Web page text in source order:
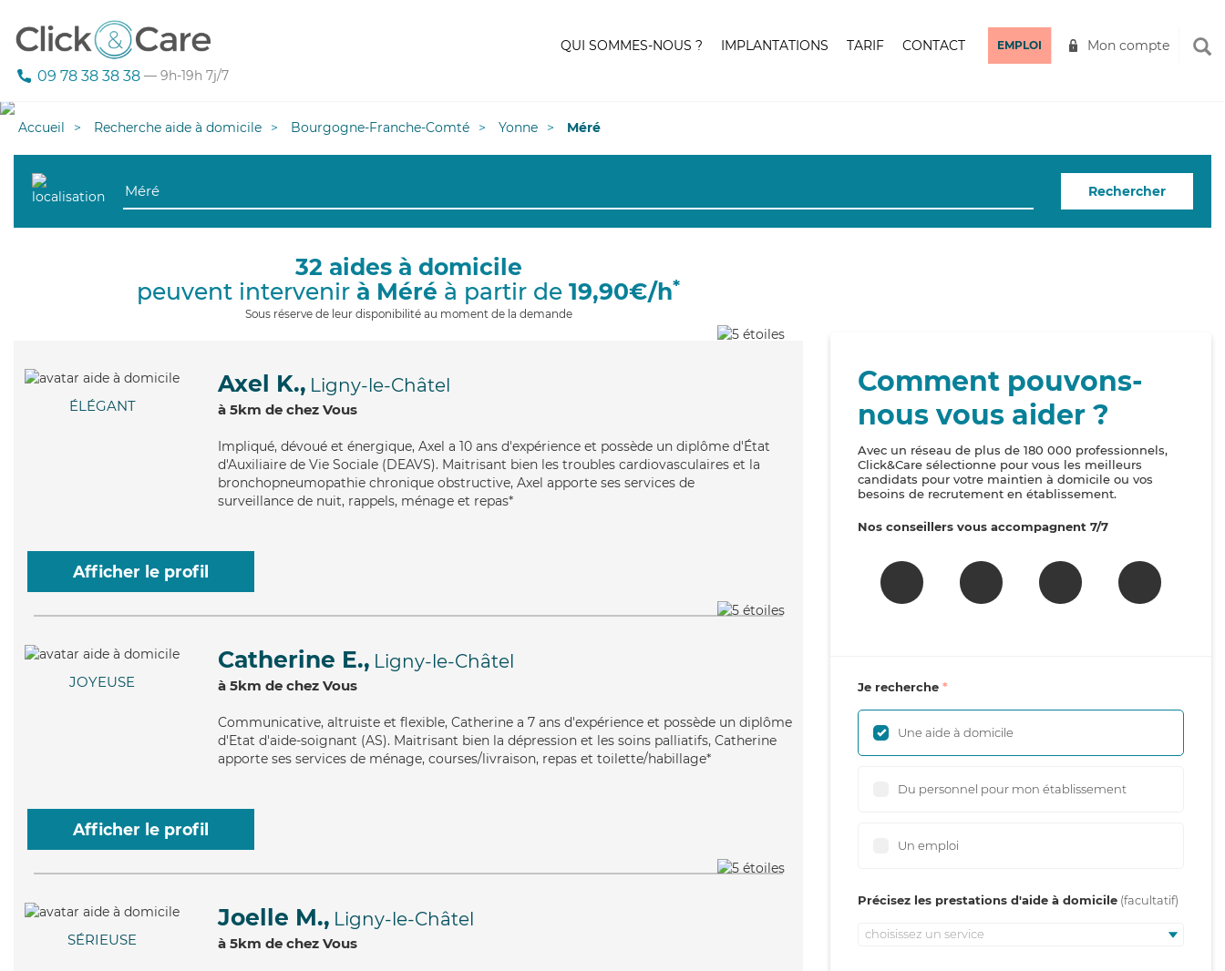
09 78 38 38 38 — 9h-19h 7j/7
QUI SOMMES-NOUS ? IMPLANTATIONS TARIF CONTACT EMPLOI Mon compte
Accueil Recherche aide à domicile Bourgogne-Franche-Comté Yonne Méré
Rechercher
32 aides à domicile
peuvent intervenir à Méré à partir de 19,90€/h*
Sous réserve de leur disponibilité au moment de la demande
ÉLÉGANT
Axel K., Ligny-le-Châtel
à 5km de chez Vous
Impliqué, dévoué et énergique, Axel a 10 ans d'expérience et possède un diplôme d'État
d'Auxiliaire de Vie Sociale (DEAVS). Maitrisant bien les troubles cardiovasculaires et la
bronchopneumopathie chronique obstructive, Axel apporte ses services de
surveillance de nuit, rappels, ménage et repas*
Afficher le profil
JOYEUSE
Catherine E., Ligny-le-Châtel
à 5km de chez Vous
Communicative, altruiste et flexible, Catherine a 7 ans d'expérience et possède un diplôme
d'Etat d'aide-soignant (AS). Maitrisant bien la dépression et les soins palliatifs, Catherine
apporte ses services de ménage, courses/livraison, repas et toilette/habillage*
Afficher le profil
SÉRIEUSE
Joelle M., Ligny-le-Châtel
à 5km de chez Vous
Comment pouvons-
nous vous aider ?
Avec un réseau de plus de 180 000 professionnels,
Click&Care sélectionne pour vous les meilleurs
candidats pour votre maintien à domicile ou vos
besoins de recrutement en établissement.
Nos conseillers vous accompagnent 7/7
Je recherche
Une aide à domicile
Du personnel pour mon établissement
Un emploi
Précisez les prestations d'aide à domicile
choisissez un service